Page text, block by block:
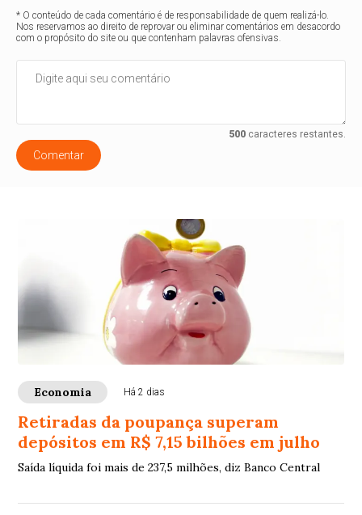
* O conteúdo de cada comentário é de responsabilidade de quem realizá-lo.
Nos reservamos ao direito de reprovar ou eliminar comentários em desacordo
com o propósito do site ou que contenham palavras ofensivas.
500caracteres restantes.
Comentar
Economia Há 2 dias
Retiradas da poupança superam
depósitos em R$ 7,15 bilhões em julho
Saída líquida foi mais de 237,5 milhões, diz Banco Central